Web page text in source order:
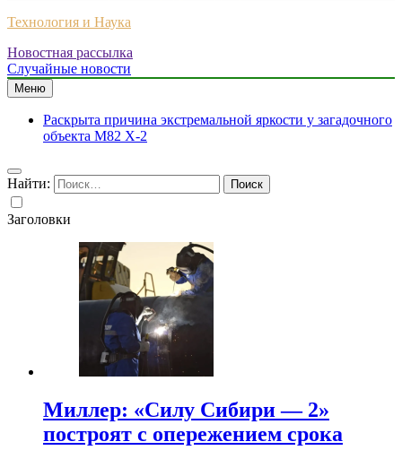
Технология и Наука
Новостная рассылка
Случайные новости
Меню
Раскрыта причина экстремальной яркости у загадочного
объекта M82 X-2
Найти:
Заголовки
Миллер: «Силу Сибири — 2»
построят с опережением срока